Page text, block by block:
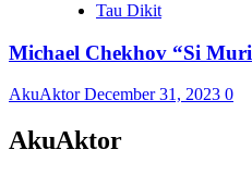
Tau Dikit
Michael Chekhov “Si
AkuAktorDecember 31, 2023 0
AkuAktor